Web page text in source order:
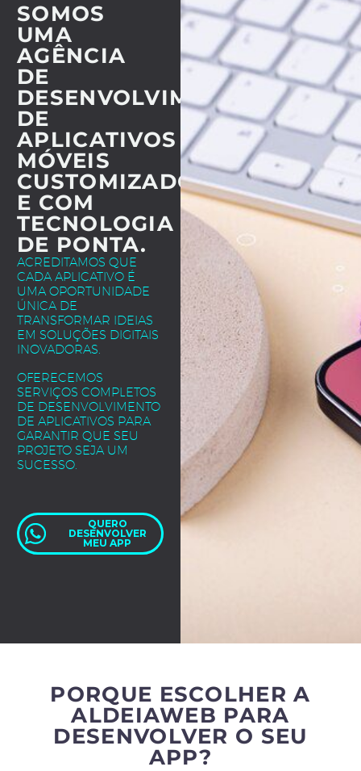
SOMOS
UMA
AGÊNCIA
DE
DESENVOLVIMENTO
DE
APLICATIVOS
MÓVEIS
CUSTOMIZADOS
E COM
TECNOLOGIA
DE PONTA.
ACREDITAMOS QUE
CADA APLICATIVO É
UMA OPORTUNIDADE
ÚNICA DE
TRANSFORMAR IDEIAS
EM SOLUÇÕES DIGITAIS
INOVADORAS.
OFERECEMOS
SERVIÇOS COMPLETOS
DE DESENVOLVIMENTO
DE APLICATIVOS PARA
GARANTIR QUE SEU
PROJETO SEJA UM
SUCESSO.
QUERO
DESENVOLVER
MEU APP
PORQUE ESCOLHER A
ALDEIAWEB PARA
DESENVOLVER O SEU
APP?